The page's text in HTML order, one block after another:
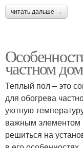
читать дальше →
частном
Теплый пол – это
для обогрева
уютную
важным элементом
решиться на